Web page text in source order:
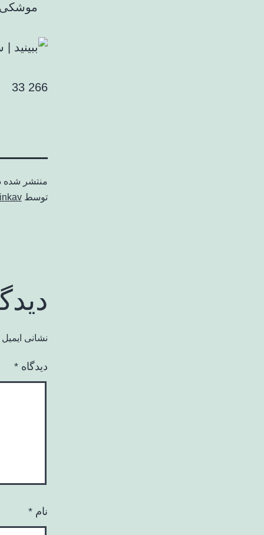
موشکی
266 33
منتشر شده
توسط
نشانی
دیدگاه *
نام *